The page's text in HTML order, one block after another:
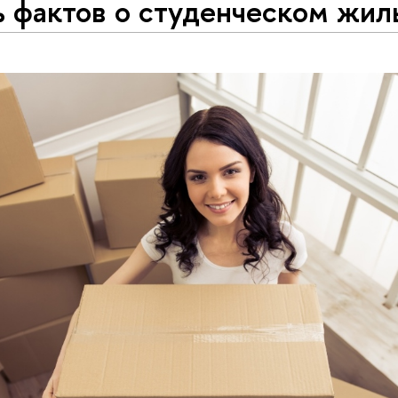
фактов о студенческом